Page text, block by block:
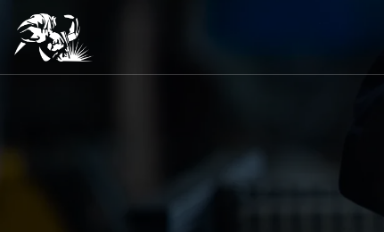
Panneau de gestion des cookies